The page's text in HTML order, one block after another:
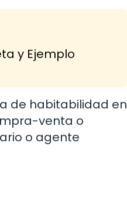
y Ejemplo
de habitabilidad en
venta o
o agente